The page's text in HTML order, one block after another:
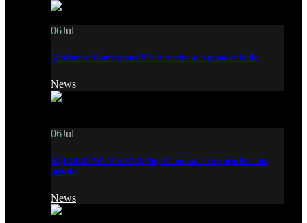
06Jul
Madonna ‘Confessions II’: de vuelta a la pista de baile
News
06Jul
(G)I-DLE ‘We Made’: K-Pop-Comeback con producción
propia
News